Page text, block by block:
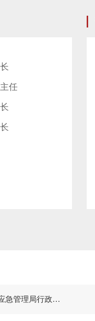
任
关于调整《应急管理行政处罚裁量权基准》 和《阜新市应急管理局行政处罚 裁量权基准》的通知